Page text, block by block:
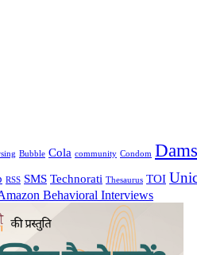
Bubble Cola community Condom Dams
RSS SMS Technorati Thesaurus TOI